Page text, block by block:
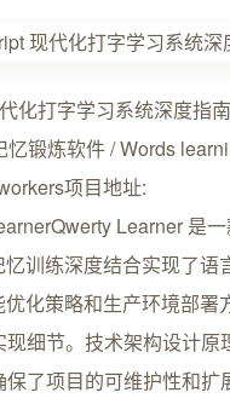
化打字学习系统深度指
锻炼软件 / Words
项目地址:
Learner 是
训练深度结合实现了语
化策略和生产环境部
细节。技术架构设计
了项目的可维护性和